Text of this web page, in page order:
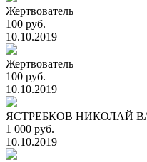
Жертвователь
100 руб.
10.10.2019
Жертвователь
100 руб.
10.10.2019
ЯСТРЕБКОВ НИКОЛАЙ
1 000 руб.
10.10.2019